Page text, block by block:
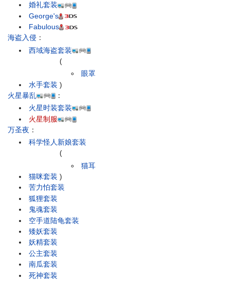
婚礼套装
George's
Fabulous
海盗入侵 ：
西域海盗套装
水手套装
(
眼罩
)
火星暴乱
：
火星时装套装
火星制服
万圣夜 ：
科学怪人新娘套装
猫咪套装
(
猫耳
)
苦力怕套装
狐狸套装
鬼魂套装
空手道陆龟套装
矮妖套装
妖精套装
公主套装
南瓜套装
死神套装